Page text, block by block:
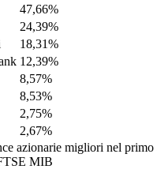
47,66%
24,39%
18,31%
12,39%
8,57%
8,53%
2,75%
2,67%
azionarie migliori nel primo
MIB